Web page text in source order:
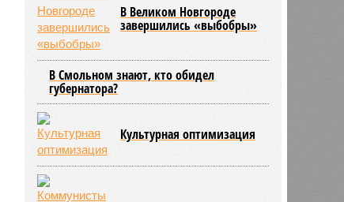
В Великом Новгороде
завершились «выбобры»
В Смольном знают, кто обидел
губернатора?
Культурная оптимизация